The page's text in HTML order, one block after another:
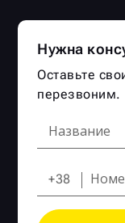
Нужна
Оставьте
перезвоним.
+38